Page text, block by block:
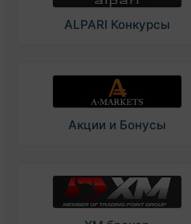
ALPARI Конкурсы
Акции и Бонусы